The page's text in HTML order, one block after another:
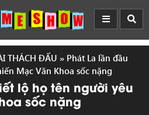
THÁCH ĐẤU » Phát La lần đầu
Mạc Văn Khoa sốc nặng
lộ họ tên người yêu
sốc nặng